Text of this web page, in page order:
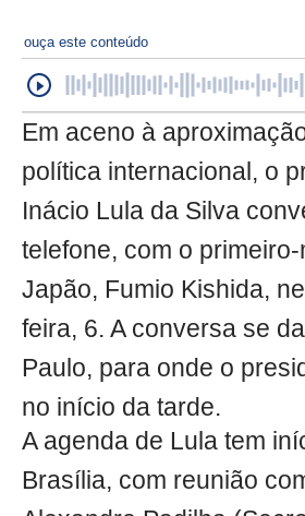
ouça este conteúdo
Em aceno à
política internacional, o
Inácio Lula da Silva
telefone, com o
Japão, Fumio Kishida,
feira, 6. A conversa se
Paulo, para onde o
no início da tarde.
A agenda de Lula tem
Brasília, com reunião